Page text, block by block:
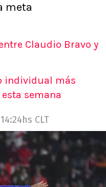
meta
Claudio Bravo y
individual más
semana
CLT